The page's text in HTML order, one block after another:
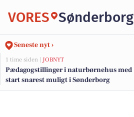
VORES Sønderborg
Seneste nyt ›
1 time siden | JOBNYT
Pædagogstillinger i naturbørnehus med
start snarest muligt i Sønderborg